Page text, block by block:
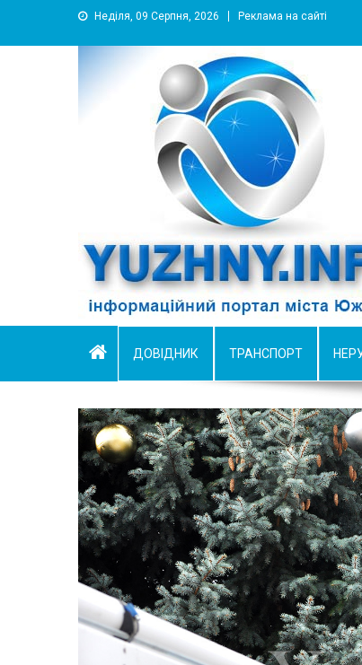
Неділя, 09 Серпня, 2026 Реклама на сайті
информационный портал города
ДОВІДНИК ТРАНСПОРТ